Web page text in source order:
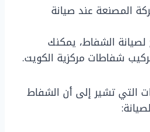
المصنعة عند صيانة
لصيانة الشفاط، يمكنك
شفاطات مركزية الكويت.
التي تشير إلى أن الشفاط